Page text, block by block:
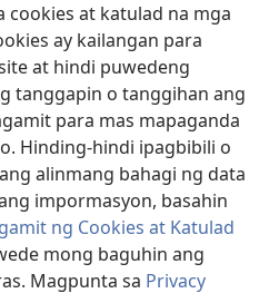
at katulad na mga
ay kailangan para
at hindi puwedeng
tanggapin o tanggihan ang
para mas mapaganda
Hinding-hindi ipagbibili o
alinmang bahagi ng data
impormasyon, basahin
ng Cookies at Katulad
mong baguhin ang
Magpunta sa Privacy
mula sa sinaunang mga
mula sa matatagal
ng lupa at lahat ng narito,
ng Isa na nanirahan sa
ang mga ito,
na pinili mula sa mga